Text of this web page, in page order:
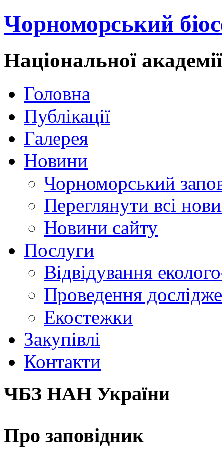
Чорноморський
Національної
Головна
Публікації
Галерея
Новини
Чорноморський
Переглянути всі
Новини сайту
Послуги
Відвідування
Проведення
Екостежки
Закупівлі
Контакти
ЧБЗ НАН України
Про заповідник